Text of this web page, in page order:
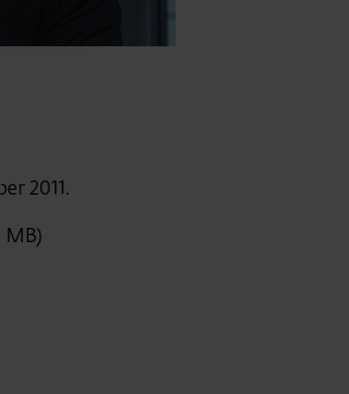
2011.
MB)